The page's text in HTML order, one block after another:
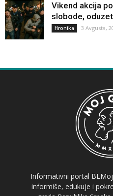
Vikend akcija
slobode,
Hronika 3 Avgusta,
Informativni portal
informiše, edukuje i